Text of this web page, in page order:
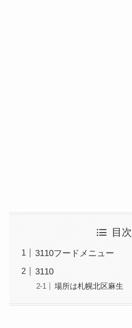
目次
3110フードメニュー
3110
場所は札幌北区麻生